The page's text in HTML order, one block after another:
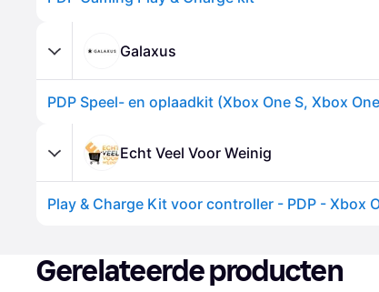
Galaxus
Echt Veel Voor Weinig
Gerelateerde producten